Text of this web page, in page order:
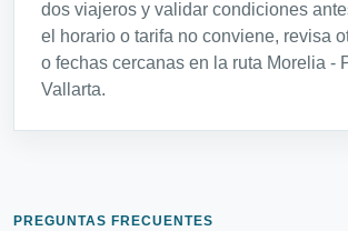
dos viajeros y validar condiciones
el horario o tarifa no conviene, revisa
o fechas cercanas en la ruta Morelia -
Vallarta.
PREGUNTAS FRECUENTES